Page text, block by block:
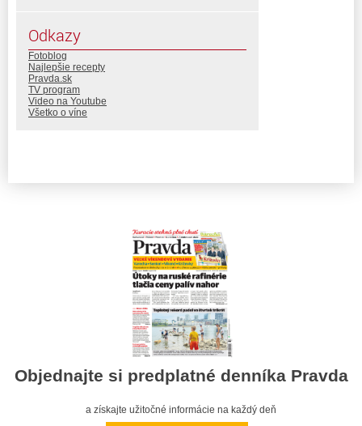
Odkazy
Fotoblog
Najlepšie recepty
Pravda.sk
TV program
Video na Youtube
Všetko o víne
Objednajte si predplatné denníka Pravda
a získajte užitočné informácie na každý deň